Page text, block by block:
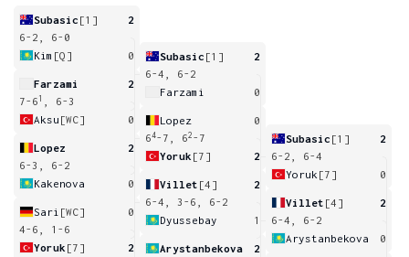
Subasic [1]
2
6-2, 6-0
Kim [Q] 0
Farzami
2
7-6 1
, 6-3
Aksu [WC] 0
Lopez
2
6-3, 6-2
Kakenova
0
Sari [WC]
0
4-6, 1-6
Yoruk [7] 2
Subasic [1]
2
6-4, 6-2
Farzami
0
Lopez
0
64-7, 62 -7
Yoruk [7] 2
Villet [4]
2
6-4, 3-6, 6-2
Dyussebay
1
Arystanbekova
2
Subasic [1]
2
6-2, 6-4
Yoruk [7] 0
Villet [4]
2
6-4, 6-2
Arystanbekova
0